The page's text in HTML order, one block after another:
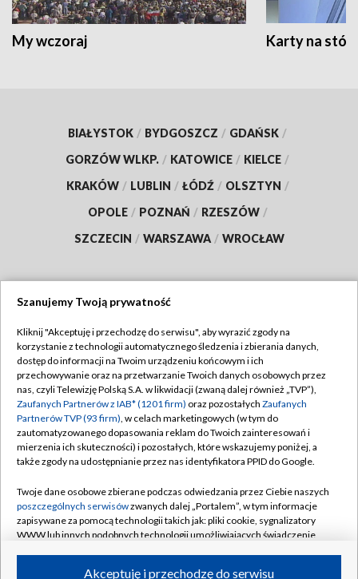
My wczoraj Karty na
BIAŁYSTOK / BYDGOSZCZ / GDAŃSK /
GORZÓW WLKP. / KATOWICE / KIELCE /
KRAKÓW / LUBLIN / ŁÓDŹ / OLSZTYN /
OPOLE / POZNAŃ / RZESZÓW /
SZCZECIN / WARSZAWA / WROCŁAW
TVP
Abonament TVP
Emisja w TVP
Centrum informacji TVP
Naziemna Telewizja Cyfrowa
Rada Programowa
System NOS
Informacje o nadawcy
Regulamin TVP
Polityka prywatności
Moje zgody
Pomoc
Kontakt
Kanały
Szanujemy Twoją prywatność
Kliknij "Akceptuję i przechodzę do serwisu", aby wyrazić zgody na
korzystanie z technologii automatycznego śledzenia i zbierania danych,
dostęp do informacji na Twoim urządzeniu końcowym i ich
przechowywanie oraz na przetwarzanie Twoich danych osobowych przez
nas, czyli Telewizję Polską S.A. w likwidacji (zwaną dalej również „TVP”),
Zaufanych Partnerów z IAB* (1201 firm) oraz pozostałych Zaufanych
Partnerów TVP (93 firm), w celach marketingowych (w tym do
zautomatyzowanego dopasowania reklam do Twoich zainteresowań i
mierzenia ich skuteczności) i pozostałych, które wskazujemy poniżej, a
także zgody na udostępnianie przez nas identyfikatora PPID do Google.
Twoje dane osobowe zbierane podczas odwiedzania przez Ciebie naszych
poszczególnych serwisówzwanych dalej „Portalem”, w tym informacje
zapisywane za pomocą technologii takich jak: pliki cookie, sygnalizatory
WWW lub innych podobnych technologii umożliwiających świadczenie
Akceptuję i przechodzę do serwisu